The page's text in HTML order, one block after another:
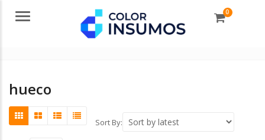
Menu 0
hueco
Sort By: